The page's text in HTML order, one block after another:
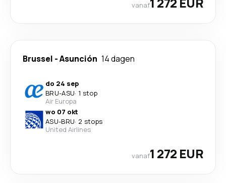
vanaf
Brussel -Asunción 14 dagen
do 24 sep
BRU-ASU· 1 stop
Air Europa
wo 07 okt
ASU-BRU· 2 stops
United Airlines
vanaf1 272 EUR